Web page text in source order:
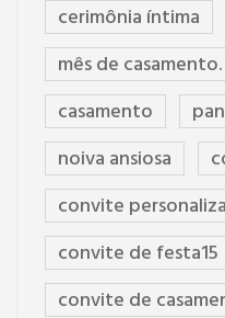
cerimônia íntima
mês de
casamento
noiva ansiosa
convite
convite de festa15
convite de